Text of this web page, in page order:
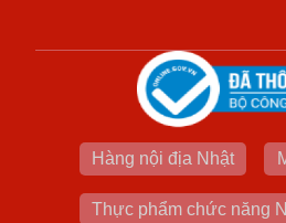
Hàng nội địa Nhật
Thực phẩm chức năng